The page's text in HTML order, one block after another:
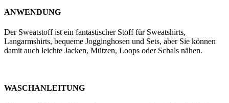
ANWENDUNG
Der Sweatstoff ist ein fantastischer Stoff für Sweatshirts,
Langarmshirts, bequeme Jogginghosen und Sets, aber Sie können
damit auch leichte Jacken, Mützen, Loops oder Schals nähen.
WASCHANLEITUNG